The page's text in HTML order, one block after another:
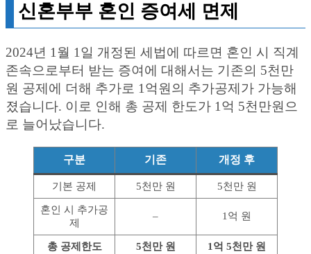
신혼부부 혼인 증여세 면제
2024년 1월 1일 개정된 세법에 따르면 혼인 시 직계
존속으로부터 받는 증여에 대해서는 기존의 5천만
원 공제에 더해 추가로 1억원의 추가공제가 가능해
졌습니다. 이로 인해 총 공제 한도가 1억 5천만원으
로 늘어났습니다.
구분 기존 개정 후
기본 공제 5천만 원 5천만 원
혼인 시 추가공
제
– 1억 원
총 공제한도 5천만 원 1억 5천만 원